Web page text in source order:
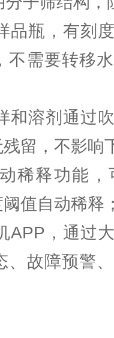
品瓶，有刻
不需要转移
和溶剂通过
留，不影响
稀释功能
值自动稀释
APP，通过
、故障预警